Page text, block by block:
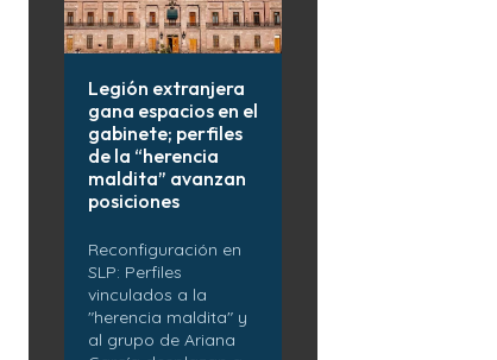
Legión extranjera
gana espacios en el
gabinete; perfiles
de la “herencia
maldita” avanzan
posiciones
Reconfiguración en
SLP: Perfiles
vinculados a la
"herencia maldita" y
al grupo de Ariana